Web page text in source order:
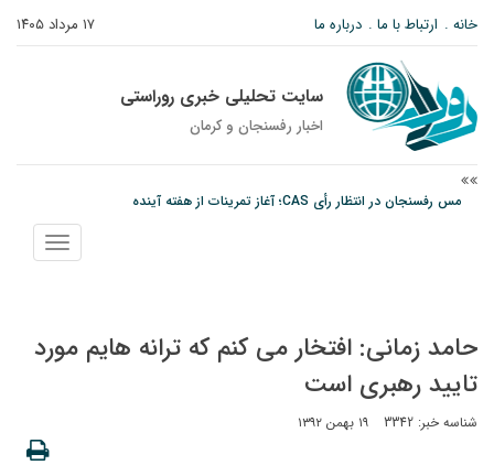
۱۷ مرداد ۱۴۰۵ خانه ارتباط با ما درباره ما
سایت تحلیلی خبری روراستی
اخبار رفسنجان و كرمان
مس رفسنجان در انتظار رأی CAS؛ آغاز تمرینات از هفته آینده
پیام رئیس کل دادگستری استان کرمان به مناسبت ۱۷ مردادماه سالروز شهادت شهید
پیش‌بینی هواشناسی برای استان کرمان؛ از وزش باد و گردوخاک تا رگبار و رعدوبرق
نمایش
منو
حامد زمانی: افتخار می کنم که ترانه هایم مورد
تایید رهبری است
شناسه خبر: 3342 ۱۹ بهمن ۱۳۹۲